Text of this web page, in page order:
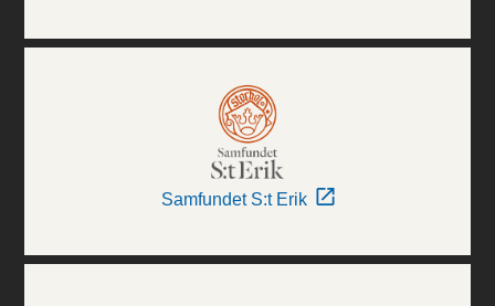
Samfundet S:t Erik